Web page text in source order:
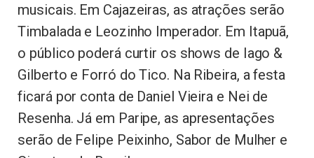
musicais. Em Cajazeiras, as atrações serão
Timbalada e Leozinho Imperador. Em Itapuã,
o público poderá curtir os shows de Iago &
Gilberto e Forró do Tico. Na Ribeira, a festa
ficará por conta de Daniel Vieira e Nei de
Resenha. Já em Paripe, as apresentações
serão de Felipe Peixinho, Sabor de Mulher e